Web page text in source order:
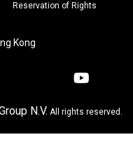
Reservation of Rights
Kong
N.V. All rights reserved.